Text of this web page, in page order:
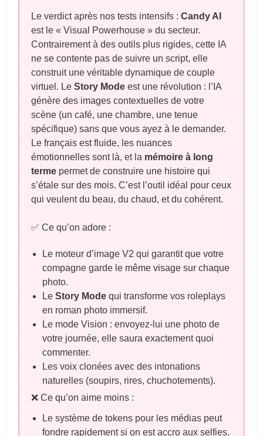
Le verdict après nos tests intensifs :Candy AI
est le « Visual Powerhouse » du secteur.
Contrairement à des outils plus rigides, cette IA
ne se contente pas de suivre un script, elle
construit une véritable dynamique de couple
virtuel. LeStory Mode est une révolution : l’IA
génère des images contextuelles de votre
scène (un café, une chambre, une tenue
spécifique) sans que vous ayez à le demander.
Le français est fluide, les nuances
émotionnelles sont là, et la mémoire à long
terme permet de construire une histoire qui
s’étale sur des mois. C’est l’outil idéal pour ceux
qui veulent du beau, du chaud, et du cohérent.
✅ Ce qu’on adore :
Le moteur d’image V2 qui garantit que votre
compagne garde le même visage sur chaque
photo.
LeStory Mode qui transforme vos roleplays
en roman photo immersif.
Le mode Vision : envoyez-lui une photo de
votre journée, elle saura exactement quoi
commenter.
Les voix clonées avec des intonations
naturelles (soupirs, rires, chuchotements).
❌ Ce qu’on aime moins :
Le système de tokens pour les médias peut
fondre rapidement si on est accro aux selfies.